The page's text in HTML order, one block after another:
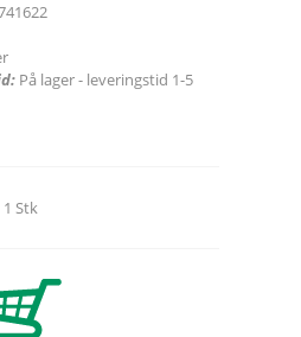
På lager - leveringstid 1-5
1 Stk